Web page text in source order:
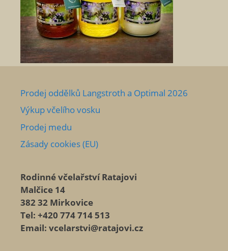
Prodej oddělků Langstroth a Optimal 2026
Výkup včelího vosku
Prodej medu
Zásady cookies (EU)
Rodinné včelařství Ratajovi
Malčice 14
382 32 Mirkovice
Tel: +420 774 714 513
Email: vcelarstvi@ratajovi.cz